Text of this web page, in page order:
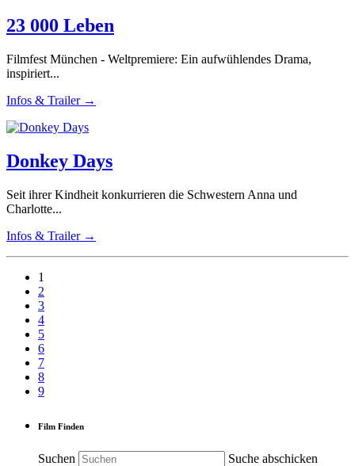
23 000 Leben
Filmfest München - Weltpremiere: Ein aufwühlendes Drama,
inspiriert...
Infos & Trailer →
Donkey Days
Seit ihrer Kindheit konkurrieren die Schwestern Anna und
Charlotte...
Infos & Trailer →
1
2
3
4
5
6
7
8
9
Film Finden
Suchen Suche abschicken